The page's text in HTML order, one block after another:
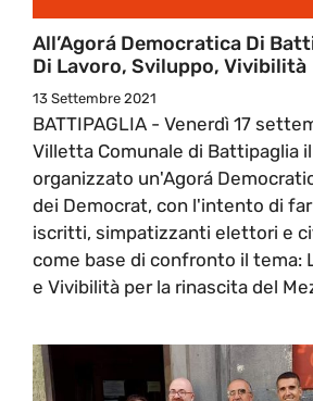
All’Agorá Democratica Di
Di Lavoro, Sviluppo, Vivibilità
13 Settembre 2021
BATTIPAGLIA - Venerdì 17
Villetta Comunale di Battipaglia
organizzato un'Agorá
dei Democrat, con l'intento di
iscritti, simpatizzanti elettori e
come base di confronto il tema:
e Vivibilità per la rinascita del